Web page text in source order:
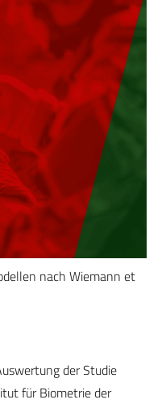
nach Wiemann et
der Studie
für Biometrie der